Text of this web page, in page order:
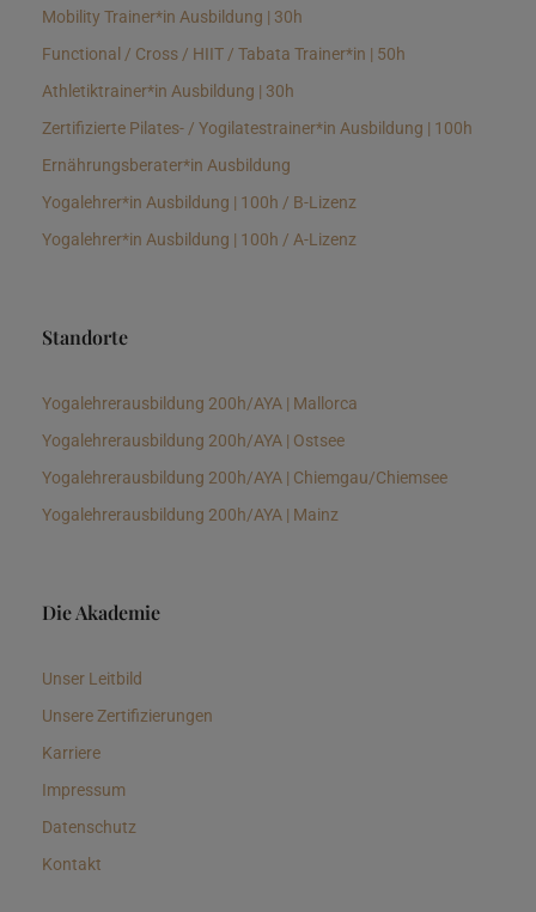
Mobility Trainer*in Ausbildung | 30h
Functional / Cross / HIIT / Tabata Trainer*in | 50h
Athletiktrainer*in Ausbildung | 30h
Zertifizierte Pilates- / Yogilatestrainer*in Ausbildung | 100h
Ernährungsberater*in Ausbildung
Yogalehrer*in Ausbildung | 100h / B-Lizenz
Yogalehrer*in Ausbildung | 100h / A-Lizenz
Standorte
Yogalehrerausbildung 200h/AYA | Mallorca
Yogalehrerausbildung 200h/AYA | Ostsee
Yogalehrerausbildung 200h/AYA | Chiemgau/Chiemsee
Yogalehrerausbildung 200h/AYA | Mainz
Die Akademie
Unser Leitbild
Unsere Zertifizierungen
Karriere
Impressum
Datenschutz
Kontakt